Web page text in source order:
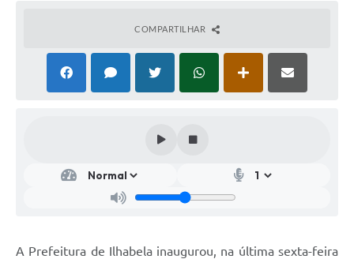
COMPARTILHAR
A Prefeitura de Ilhabela inaugurou, na última sexta-feira